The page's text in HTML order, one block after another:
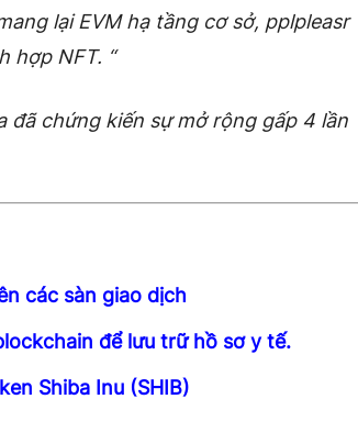
lại EVM hạ tầng cơ sở, pplpleasr
hợp NFT. “
đã chứng kiến ​​sự mở rộng gấp 4 lần
các sàn giao dịch
để lưu trữ hồ sơ y tế.
Shiba Inu (SHIB)